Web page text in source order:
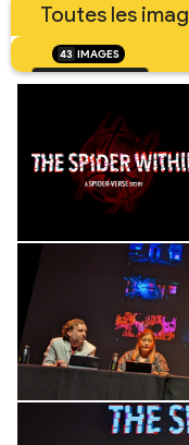
Toutes les
43 IMAGES